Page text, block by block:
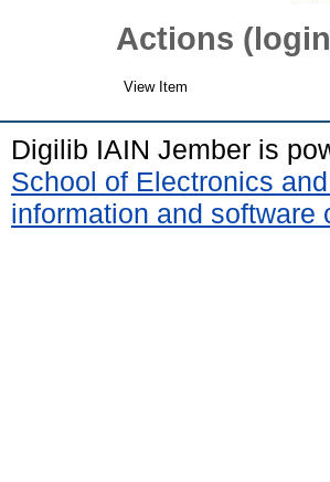
Actions
View Item
Digilib IAIN Jember is
School of Electronics
information and software